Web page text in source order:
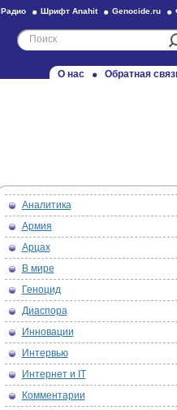
Радио Шрифт Anahit Genocide.ru
О нас Обратная
Аналитика
Армия
Арцах
В мире
Геноцид
Диаспора
Инновации
Интервью
Интернет и IT
Комментарии